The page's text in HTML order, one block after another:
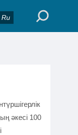
Ru
әкесі 100